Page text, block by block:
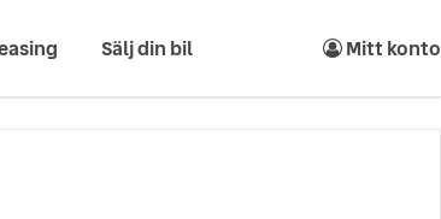
Sälj din bil Mitt konto